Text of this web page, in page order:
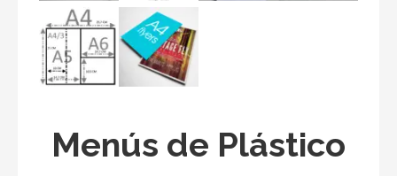
Menús de Plástico